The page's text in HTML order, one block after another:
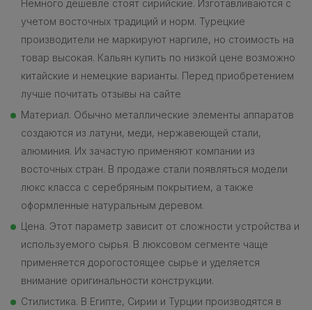
Немного дешевле стоят сирийские. Изготавливаются с
учетом восточных традиций и норм. Турецкие
производители не маркируют наргиле, но стоимость на
товар высокая. Кальян купить по низкой цене возможно
китайские и немецкие варианты. Перед приобретением
лучше почитать отзывы на сайте
Материал. Обычно металлические элементы аппаратов
создаются из латуни, меди, нержавеющей стали,
алюминия. Их зачастую применяют компании из
восточных стран. В продаже стали появляться модели
люкс класса с серебряным покрытием, а также
оформленные натуральным деревом.
Цена. Этот параметр зависит от сложности устройства и
используемого сырья. В люксовом сегменте чаще
применяется дорогостоящее сырье и уделяется
внимание оригинальности конструкции.
Стилистика. В Египте, Сирии и Турции производятся в